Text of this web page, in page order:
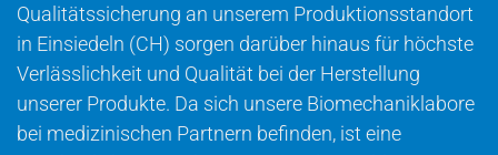
Qualitätssicherung an unserem Produktionsstandort
in Einsiedeln (CH) sorgen darüber hinaus für höchste
Verlässlichkeit und Qualität bei der Herstellung
unserer Produkte. Da sich unsere Biomechaniklabore
bei medizinischen Partnern befinden, ist eine